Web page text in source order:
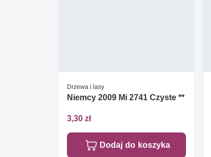
Drzewa i lasy
Niemcy 2009 Mi 2741 Czyste **
3,30 zł
Dodaj do koszyka